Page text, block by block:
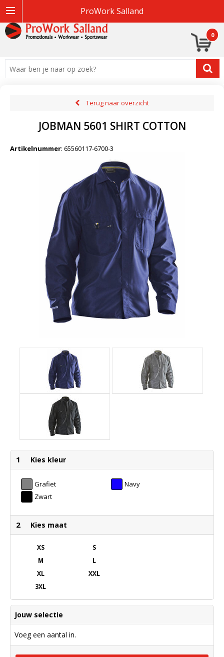
ProWork Salland
0
Terug naar overzicht
JOBMAN 5601 SHIRT COTTON
Artikelnummer: 65560117-6700-3
1 Kies kleur
Grafiet
Navy
Zwart
2 Kies maat
XS
S
M
L
XL
XXL
3XL
Jouw selectie
Voeg een aantal in.